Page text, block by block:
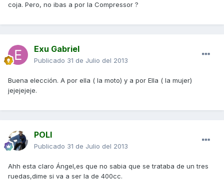
coja. Pero, no ibas a por la Compressor ?
Exu Gabriel
Publicado 31 de Julio del 2013
Buena elección. A por ella ( la moto) y a por Ella ( la mujer)
jejejejeje.
POLI
Publicado 31 de Julio del 2013
Ahh esta claro Ángel,es que no sabia que se trataba de un tres
ruedas,dime si va a ser la de 400cc.